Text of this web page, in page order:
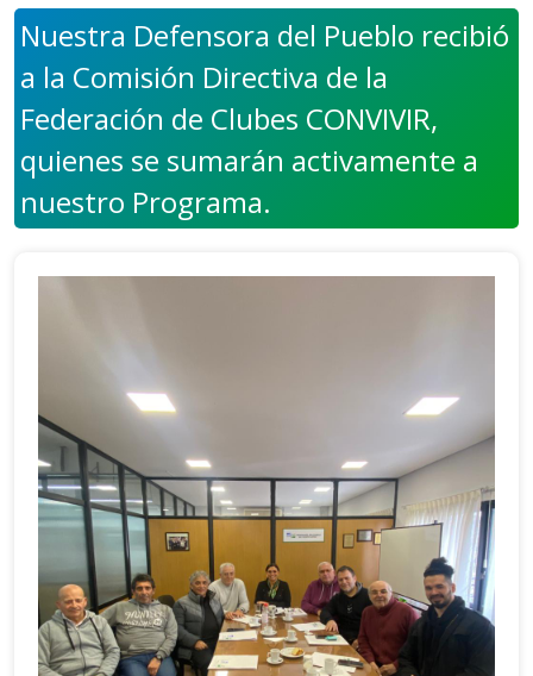
Nuestra Defensora del Pueblo recibió
a la Comisión Directiva de la
Federación de Clubes CONVIVIR,
quienes se sumarán activamente a
nuestro Programa.